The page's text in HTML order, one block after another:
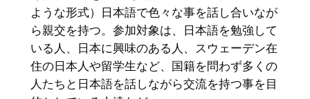
ような形式）日本語で色々な事を話し合いなが
ら親交を持つ。参加対象は、日本語を勉強して
いる人、日本に興味のある人、スウェーデン在
住の日本人や留学生など、国籍を問わず多くの
人たちと日本語を話しながら交流を持つ事を目